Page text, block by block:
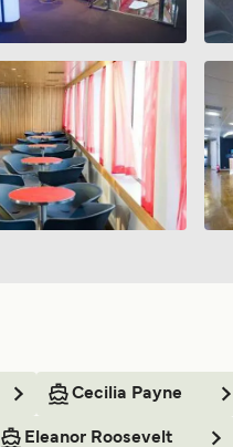
Cecilia Payne
Eleanor Roosevelt